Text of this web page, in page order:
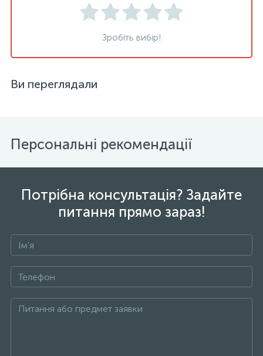
Зробіть вибір!
Ви переглядали
Персональні рекомендації
Потрібна консультація? Задайте
питання прямо зараз!